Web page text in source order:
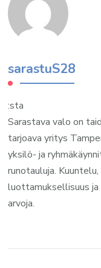
sarastuS28
:sta
Sarastava valo on
tarjoava yritys
yksilö- ja
runotauluja.
luottamuksellisuus
arvoja.